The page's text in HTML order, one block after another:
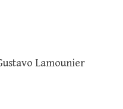
Lamounier